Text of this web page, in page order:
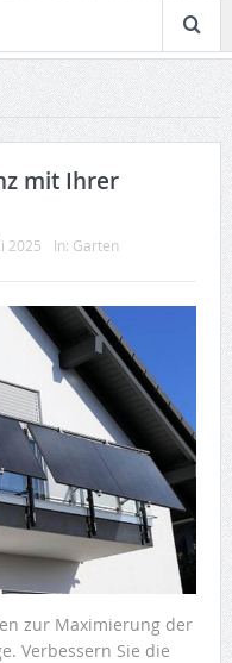
mit Ihrer
2025 In: Garten
zur Maximierung der
Verbessern Sie die